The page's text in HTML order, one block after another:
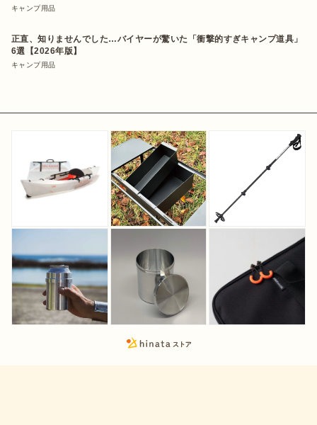
キャンプ用品
正直、知りませんでした…バイヤーが驚いた「衝撃的すぎキャンプ道具」
6選【2026年版】
キャンプ用品